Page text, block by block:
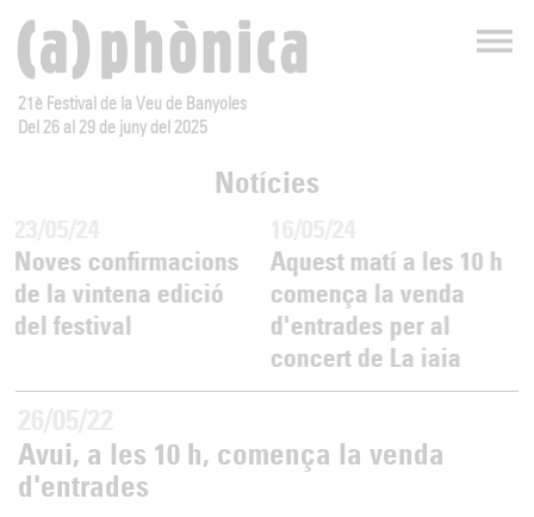
21è Festival de la Veu de Banyoles
Del 26 al 29 de juny del 2025
Notícies
Noves confirmacions
de la vintena edició
del festival
Aquest matí a les 10 h
comença la venda
d'entrades per al
concert de La iaia
Avui, a les 10 h, comença la venda
d'entrades